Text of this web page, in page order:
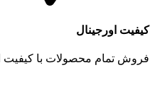
کیفیت اورجینال
فروش تمام محصولات با کیفیت